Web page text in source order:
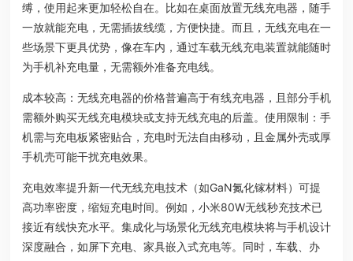
缚，使用起来更加轻松自在。比如在桌面放置无线充电器，随手
一放就能充电，无需插拔线缆，方便快捷。而且，无线充电在一
些场景下更具优势，像在车内，通过车载无线充电装置就能随时
为手机补充电量，无需额外准备充电线。
成本较高：无线充电器的价格普遍高于有线充电器，且部分手机
需额外购买无线充电模块或支持无线充电的后盖。使用限制：手
机需与充电板紧密贴合，充电时无法自由移动，且金属外壳或厚
手机壳可能干扰充电效果。
充电效率提升新一代无线充电技术（如GaN氮化镓材料）可提
高功率密度，缩短充电时间。例如，小米80W无线秒充技术已
接近有线快充水平。集成化与场景化无线充电模块将与手机设计
深度融合，如屏下充电、家具嵌入式充电等。同时，车载、办